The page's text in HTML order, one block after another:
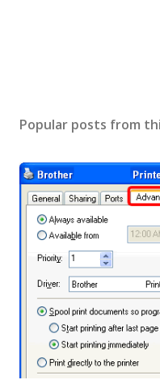
Popular posts from